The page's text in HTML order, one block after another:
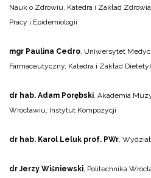
Nauk o Zdrowiu, Katedra i Zakład
Pracy i Epidemiologii
mgr Paulina Cedro , Uniwersytet
Farmaceutyczny, Katedra i Zakład
dr hab. Adam Porębski , Akademia
Wrocławiu, Instytut Kompozycji
dr hab. Karol Leluk prof. PWr ,
dr Jerzy Wiśniewski , Politechnika